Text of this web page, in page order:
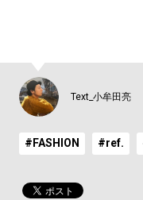
Text_小牟田亮
#FASHION #ref.